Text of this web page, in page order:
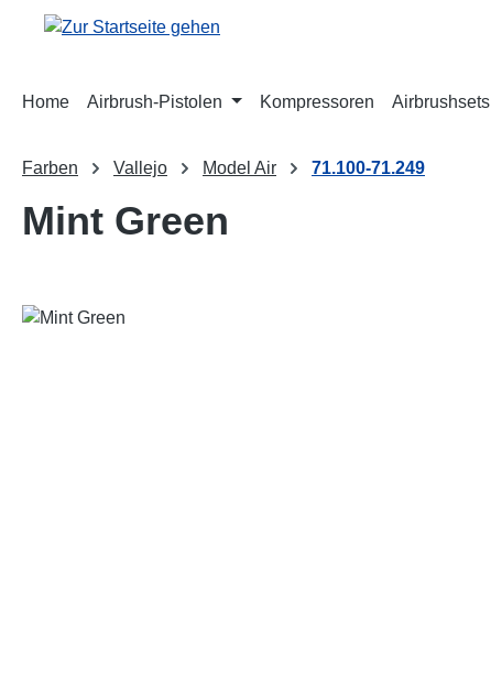
Hauptinhalt springen
Zur Suche springen
Zur Hauptnavigation springen
Home Airbrush-Pistolen Kompressoren Airbrushsets
Farben Vallejo Model Air 71.100-71.249
Mint Green
Bildergalerie überspringen